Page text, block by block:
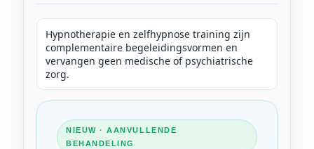
Hypnotherapie en zelfhypnose training zijn
complementaire begeleidingsvormen en
vervangen geen medische of psychiatrische
zorg.
NIEUW · AANVULLENDE
BEHANDELING